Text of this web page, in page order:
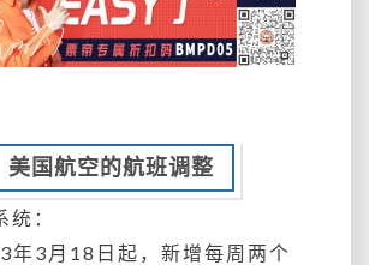
美国航空的航班调整
：
年3月18日起，新增每周两个